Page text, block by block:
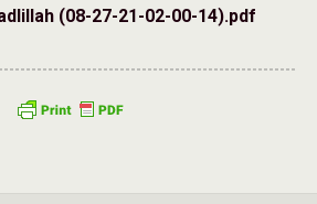
(08-27-21-02-00-14).pdf